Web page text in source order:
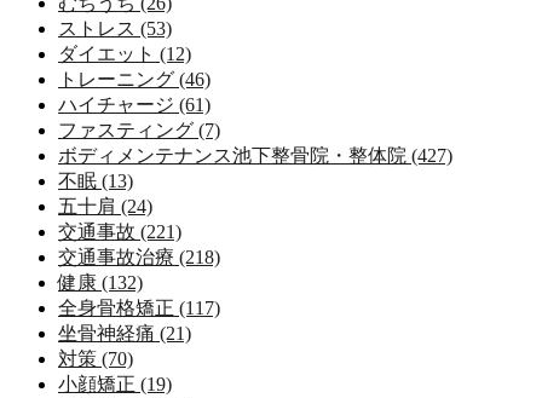
ストレス (53)
ダイエット (12)
トレーニング (46)
ハイチャージ (61)
ファスティング (7)
ボディメンテナンス池下整骨院・整体院 (427)
不眠 (13)
五十肩 (24)
交通事故 (221)
交通事故治療 (218)
健康 (132)
全身骨格矯正 (117)
坐骨神経痛 (21)
対策 (70)
小顔矯正 (19)